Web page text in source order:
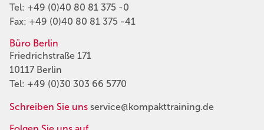
Tel: +49 (0)40 80 81 375 -0
Fax: +49 (0)40 80 81 375 -41
Büro Berlin
Friedrichstraße 171
10117 Berlin
Tel: +49 (0)30 303 66 5770
Schreiben Sie uns service@kompakttraining.de